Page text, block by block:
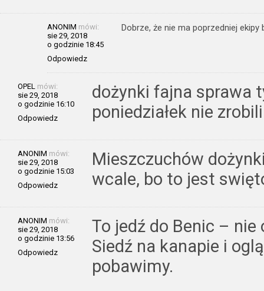
ANONIM mówi:
sie 29, 2018
o godzinie 18:45
Odpowiedz
Dobrze, że nie ma poprzedniej
OPEL mówi:
sie 29, 2018
o godzinie 16:10
Odpowiedz
dożynki fajna sprawa
poniedziałek nie zrobili
ANONIM mówi:
sie 29, 2018
o godzinie 15:03
Odpowiedz
Mieszczuchów
wcale, bo to jest
ANONIM mówi:
sie 29, 2018
o godzinie 13:56
Odpowiedz
To jedź do Benic –
Siedź na kanapie i
pobawimy.